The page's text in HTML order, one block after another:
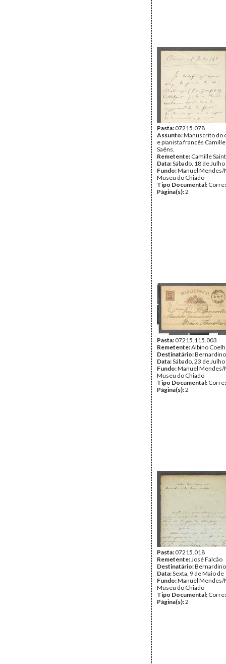
Pasta:07215.078
Assunto:Manuscrito do
e pianista francês
Saëns.
Remetente: Camille
Data:Sábado, 18 de
Fundo:Manuel Mendes/
Museu do Chiado
Tipo Documental:
Página(s):2
Pasta:07215.115.003
Remetente:Albino
Destinatário:
Data:Sábado, 23 de
Fundo:Manuel Mendes/
Museu do Chiado
Tipo Documental:
Página(s):2
Pasta:07215.018
Remetente:José Falcão
Destinatário:
Data:Sexta, 9 de Maio de
Fundo:Manuel Mendes/
Museu do Chiado
Tipo Documental:
Página(s):2